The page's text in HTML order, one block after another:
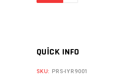
QUICK INFO
SKU: PRS-IYR9001